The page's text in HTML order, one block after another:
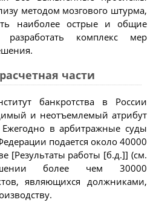
методом мозгового штурма,
наиболее острые и общие
комплекс мер
части
банкротства в России
и неотъемлемый атрибут
в арбитражные суды
подается около 40000
[Результаты работы [б.д.]] (см.
более чем 30000
являющихся должниками,